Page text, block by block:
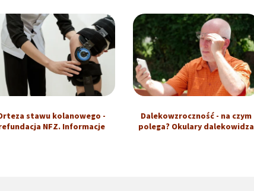
stawu kolanowego -
NFZ. Informacje
Dalekowzroczność - na czym
polega? Okulary dalekowidza